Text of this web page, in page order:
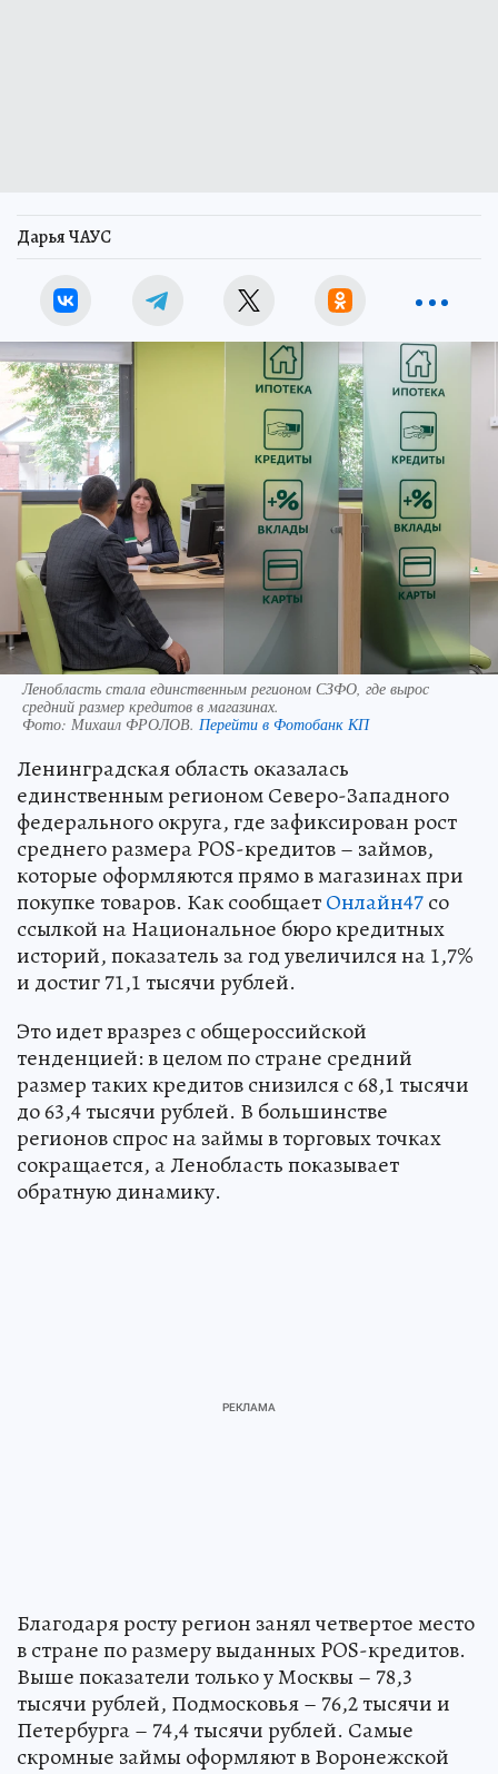
Дарья ЧАУС
Ленобласть стала единственным регионом СЗФО, где вырос
средний размер кредитов в магазинах.
Фото: Михаил ФРОЛОВ. Перейти в Фотобанк КП
Ленинградская область оказалась
единственным регионом Северо-Западного
федерального округа, где зафиксирован рост
среднего размера POS-кредитов – займов,
которые оформляются прямо в магазинах при
покупке товаров. Как сообщаетОнлайн47со
ссылкой на Национальное бюро кредитных
историй, показатель за год увеличился на 1,7%
и достиг 71,1 тысячи рублей.
Это идет вразрез с общероссийской
тенденцией: в целом по стране средний
размер таких кредитов снизился с 68,1 тысячи
до 63,4 тысячи рублей. В большинстве
регионов спрос на займы в торговых точках
сокращается, а Ленобласть показывает
обратную динамику.
Благодаря росту регион занял четвертое место
в стране по размеру выданных POS-кредитов.
Выше показатели только у Москвы – 78,3
тысячи рублей, Подмосковья – 76,2 тысячи и
Петербурга – 74,4 тысячи рублей. Самые
скромные займы оформляют в Воронежской